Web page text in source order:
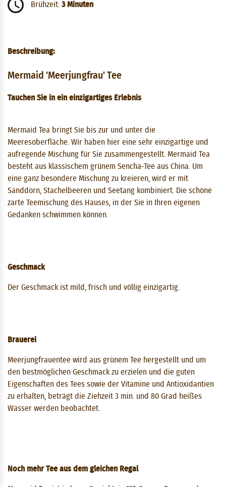
Brühzeit: 3 Minuten
Beschreibung:
Mermaid 'Meerjungfrau' Tee
Tauchen Sie in ein einzigartiges Erlebnis
Mermaid Tea bringt Sie bis zur und unter die
Meeresoberfläche. Wir haben hier eine sehr einzigartige und
aufregende Mischung für Sie zusammengestellt. Mermaid Tea
besteht aus klassischem grünem Sencha-Tee aus China. Um
eine ganz besondere Mischung zu kreieren, wird er mit
Sanddorn, Stachelbeeren und Seetang kombiniert. Die schöne
zarte Teemischung des Hauses, in der Sie in Ihren eigenen
Gedanken schwimmen können.
Geschmack
Der Geschmack ist mild, frisch und völlig einzigartig.
Brauerei
Meerjungfrauentee wird aus grünem Tee hergestellt und um
den bestmöglichen Geschmack zu erzielen und die guten
Eigenschaften des Tees sowie der Vitamine und Antioxidantien
zu erhalten, beträgt die Ziehzeit 3 ​​min. und 80 Grad heißes
Wasser werden beobachtet.
Noch mehr Tee aus dem gleichen Regal